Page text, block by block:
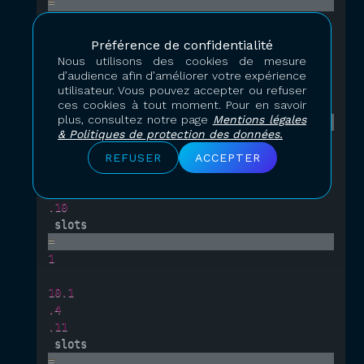
Préférence de confidentialité
Nous utilisons des cookies de mesure
d’audience afin d’améliorer votre expérience
utilisateur. Vous pouvez accepter ou refuser
ces cookies à tout moment. Pour en savoir
plus, consultez notre page Mentions légales
& Politiques de protection des données.
REFUSER
ACCEPTER
.9
slots
.10
slots
=
1
10.1
.4
.11
slots
=